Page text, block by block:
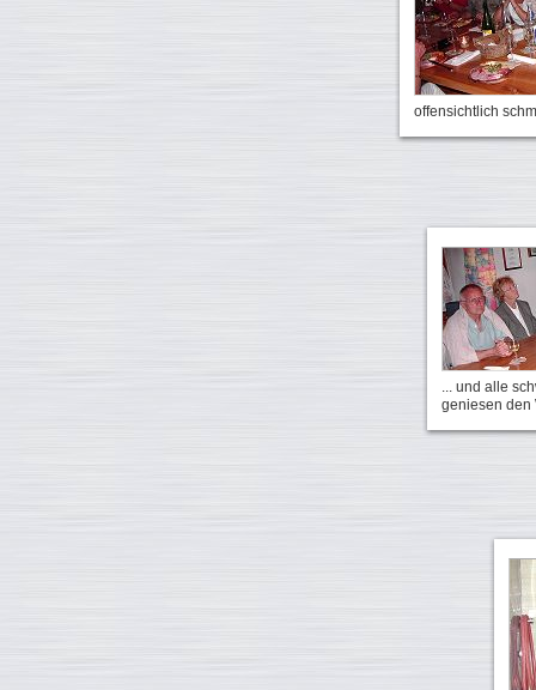
offensichtlich
... und alle
geniesen den